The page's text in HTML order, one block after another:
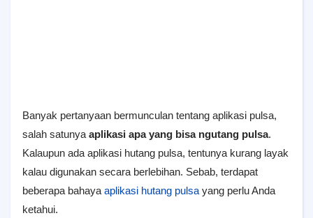
Banyak pertanyaan bermunculan tentang aplikasi pulsa,
salah satunya aplikasi apa yang bisa ngutang pulsa.
Kalaupun ada aplikasi hutang pulsa, tentunya kurang layak
kalau digunakan secara berlebihan. Sebab, terdapat
beberapa bahaya aplikasi hutang pulsa yang perlu Anda
ketahui.